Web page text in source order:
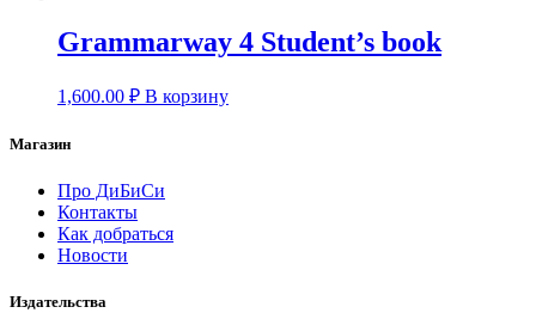
Grammarway 4 Student’s book
1,600.00 ₽ В корзину
Магазин
Про ДиБиСи
Контакты
Как добраться
Новости
Издательства